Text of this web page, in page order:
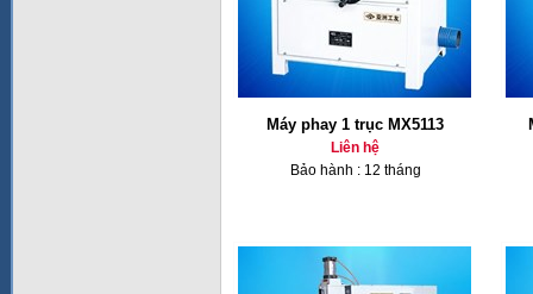
Máy phay 1 trục MX5113
Liên hệ
Bảo hành : 12 tháng